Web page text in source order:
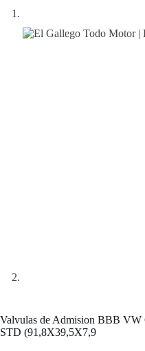
Valvulas de Admision BBB
STD (91,8X39,5X7,9